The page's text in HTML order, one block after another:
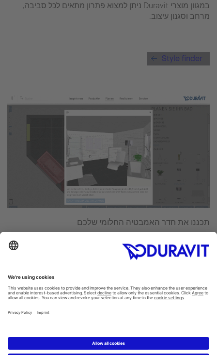
במגוון מוצרי Duravit ניתן למצוא פתרון מתאים לכל סביבה,
מרחב וסגנון עיצוב.
Style finder
תכננו את חדר האמבטיה החלומי שלכם
האמבטיה החלומי שלכם באופן מקוון.
Bathroom planner